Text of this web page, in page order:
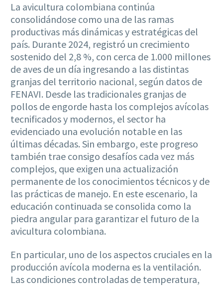
La avicultura colombiana continúa
consolidándose como una de las ramas
productivas más dinámicas y estratégicas del
país. Durante 2024, registró un crecimiento
sostenido del 2,8 %, con cerca de 1.000 millones
de aves de un día ingresando a las distintas
granjas del territorio nacional, según datos de
FENAVI. Desde las tradicionales granjas de
pollos de engorde hasta los complejos avícolas
tecnificados y modernos, el sector ha
evidenciado una evolución notable en las
últimas décadas. Sin embargo, este progreso
también trae consigo desafíos cada vez más
complejos, que exigen una actualización
permanente de los conocimientos técnicos y de
las prácticas de manejo. En este escenario, la
educación continuada se consolida como la
piedra angular para garantizar el futuro de la
avicultura colombiana.
En particular, uno de los aspectos cruciales en la
producción avícola moderna es la ventilación.
Las condiciones controladas de temperatura,